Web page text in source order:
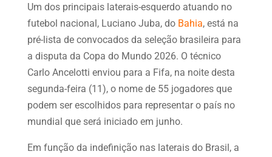
Um dos principais laterais-esquerdo atuando no
futebol nacional, Luciano Juba, do Bahia, está na
pré-lista de convocados da seleção brasileira para
a disputa da Copa do Mundo 2026. O técnico
Carlo Ancelotti enviou para a Fifa, na noite desta
segunda-feira (11), o nome de 55 jogadores que
podem ser escolhidos para representar o país no
mundial que será iniciado em junho.
Em função da indefinição nas laterais do Brasil, a